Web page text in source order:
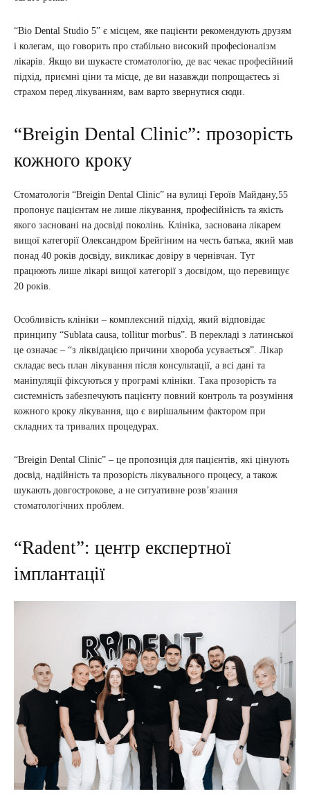
“Bio Dental Studio 5” є місцем, яке пацієнти рекомендують друзям
і колегам, що говорить про стабільно високий професіоналізм
лікарів. Якщо ви шукаєте стоматологію, де вас чекає професійний
підхід, приємні ціни та місце, де ви назавжди попрощаєтесь зі
страхом перед лікуванням, вам варто звернутися сюди.
“Breigin Dental Clinic”: прозорість
кожного кроку
Стоматологія “Breigin Dental Clinic” на вулиці Героїв Майдану,55
пропонує пацієнтам не лише лікування, професійність та якість
якого засновані на досвіді поколінь. Клініка, заснована лікарем
вищої категорії Олександром Брейгіним на честь батька, який мав
понад 40 років досвіду, викликає довіру в чернівчан. Тут
працюють лише лікарі вищої категорії з досвідом, що перевищує
20 років.
Особливість клініки – комплексний підхід, який відповідає
принципу “Sublata causa, tollitur morbus”. В перекладі з латинської
це означає – “з ліквідацією причини хвороба усувається”. Лікар
складає весь план лікування після консультації, а всі дані та
маніпуляції фіксуються у програмі клініки. Така прозорість та
системність забезпечують пацієнту повний контроль та розуміння
кожного кроку лікування, що є вирішальним фактором при
складних та тривалих процедурах.
“Breigin Dental Clinic” – це пропозиція для пацієнтів, які цінують
досвід, надійність та прозорість лікувального процесу, а також
шукають довгострокове, а не ситуативне розв’язання
стоматологічних проблем.
“Radent”: центр експертної
імплантації